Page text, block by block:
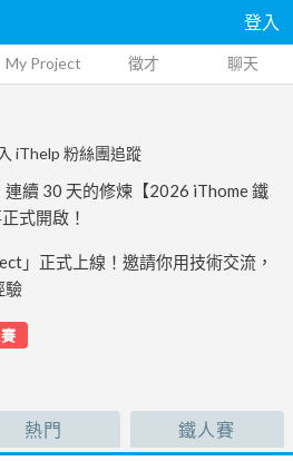
登入
My Project 徵才 聊天
iThelp 粉絲團追蹤
續 30 天的修煉【2026 iThome 鐵
式開啟！
」正式上線！邀請你用技術交流，
驗
熱門 鐵人賽